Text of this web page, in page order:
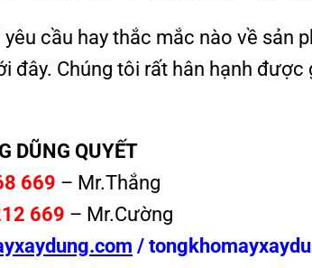
cầu hay thắc mắc nào về sản
đây. Chúng tôi rất hân hạnh
DŨNG QUYẾT
669 – Mr.Thắng
669 – Mr.Cường
/